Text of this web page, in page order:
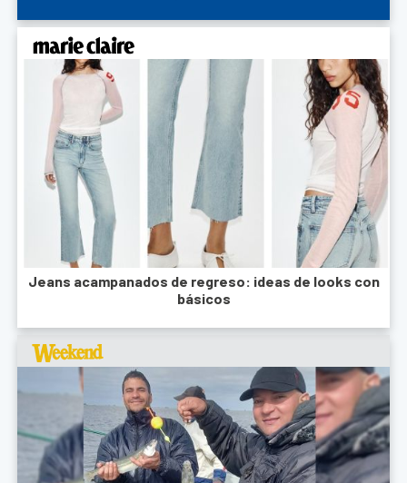
Jeans acampanados de regreso: ideas de looks con
básicos